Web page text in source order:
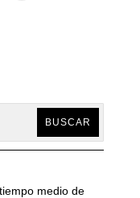
BUSCAR
medio de